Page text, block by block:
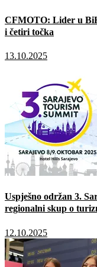
CFMOTO: Lider u
i četiri točka
13.10.2025
Uspješno održan 3.
regionalni skup o
12.10.2025